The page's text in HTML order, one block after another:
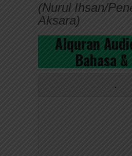
(Nurul Ihsan/
Aksara)
Alquran
Bahasa